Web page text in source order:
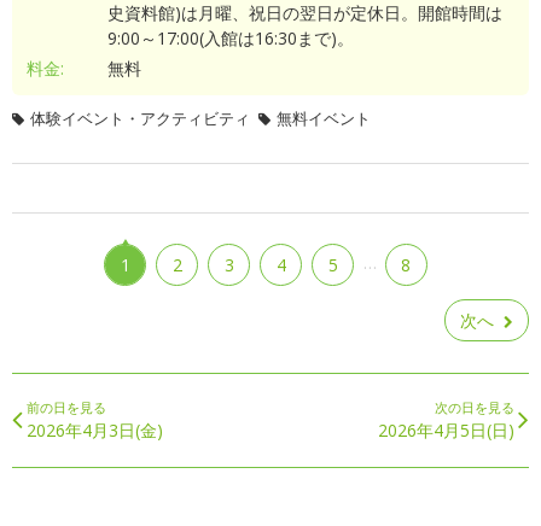
史資料館)は月曜、祝日の翌日が定休日。開館時間は
9:00～17:00(入館は16:30まで)。
料金:
無料
体験イベント・アクティビティ 無料イベント
1 2 3 4 5 … 8
次へ
前の日を見る
2026年4月3日(金)
次の日を見る
2026年4月5日(日)